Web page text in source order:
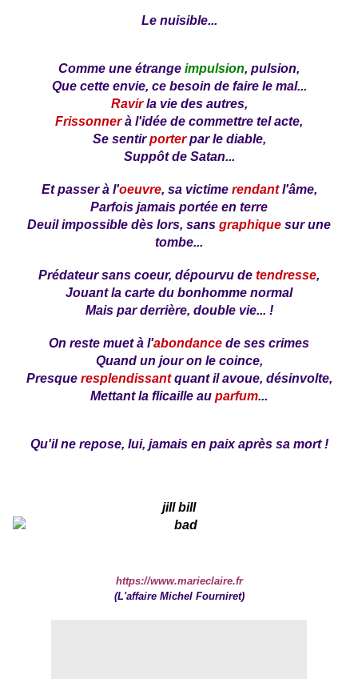
Le nuisible...
Comme une étrange impulsion, pulsion,
Que cette envie, ce besoin de faire le mal...
Ravirla vie des autres,
Frissonnerà l'idée de commettre tel acte,
Se sentirporterpar le diable,
Suppôt de Satan...
Et passer à l'oeuvre, sa victime rendantl'âme,
Parfois jamais portée en terre
Deuil impossible dès lors, sans graphique sur une
tombe...
Prédateur sans coeur, dépourvu de tendresse,
Jouant la carte du bonhomme normal
Mais par derrière, double vie... !
On reste muet à l'abondance de ses crimes
Quand un jour on le coince,
Presque resplendissantquant il avoue, désinvolte,
Mettant la flicaille au parfum...
Qu'il ne repose, lui, jamais en paix après sa mort !
jill bill
https://www.marieclaire.fr
(L'affaire Michel Fourniret)